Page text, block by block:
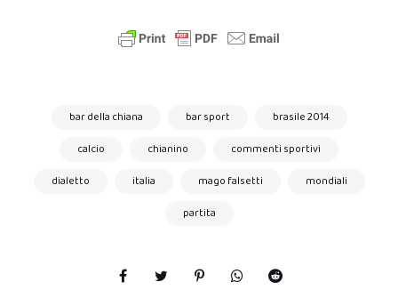
bar della chiana bar sport
brasile 2014
calcio
chianino
commenti sportivi
dialetto
italia mago falsetti
mondiali
partita